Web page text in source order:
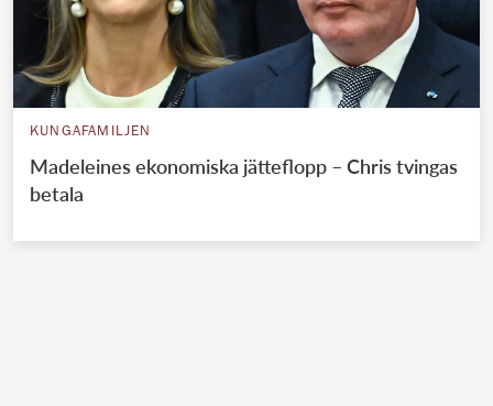
KUNGAFAMILJEN
Madeleines ekonomiska jätteflopp – Chris tvingas
betala